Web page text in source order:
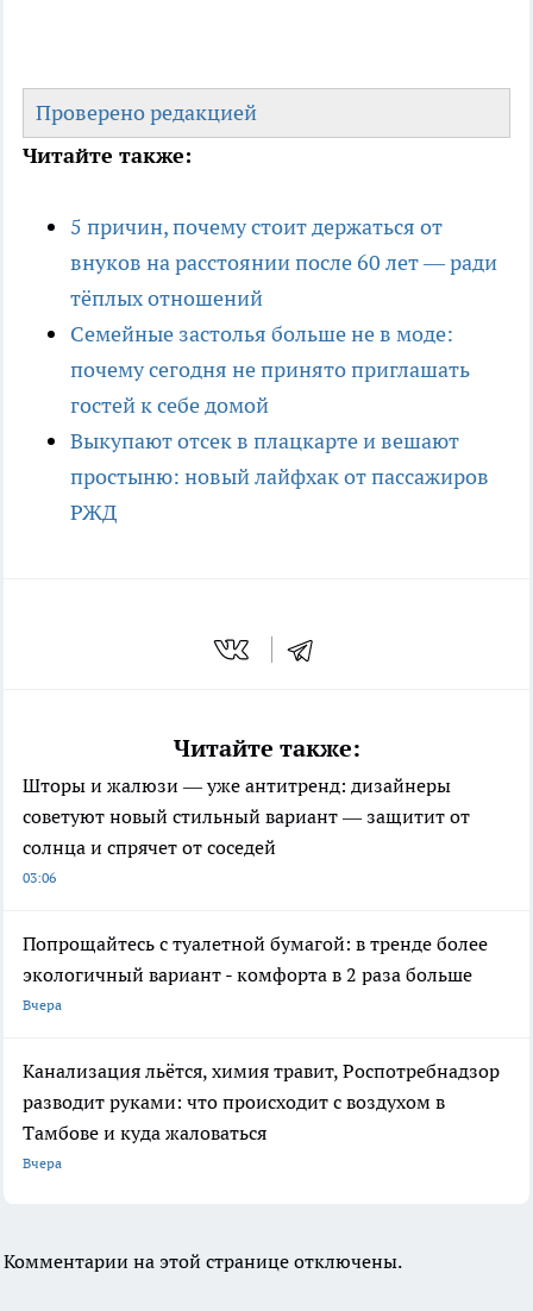
Проверено редакцией
Читайте также:
5 причин, почему стоит держаться от
внуков на расстоянии после 60 лет — ради
тёплых отношений
Семейные застолья больше не в моде:
почему сегодня не принято приглашать
гостей к себе домой
Выкупают отсек в плацкарте и вешают
простыню: новый лайфхак от пассажиров
РЖД
Читайте также:
Шторы и жалюзи — уже антитренд: дизайнеры
советуют новый стильный вариант — защитит от
солнца и спрячет от соседей
03:06
Попрощайтесь с туалетной бумагой: в тренде более
экологичный вариант - комфорта в 2 раза больше
Вчера
Канализация льётся, химия травит, Роспотребнадзор
разводит руками: что происходит с воздухом в
Тамбове и куда жаловаться
Вчера
Комментарии на этой странице отключены.